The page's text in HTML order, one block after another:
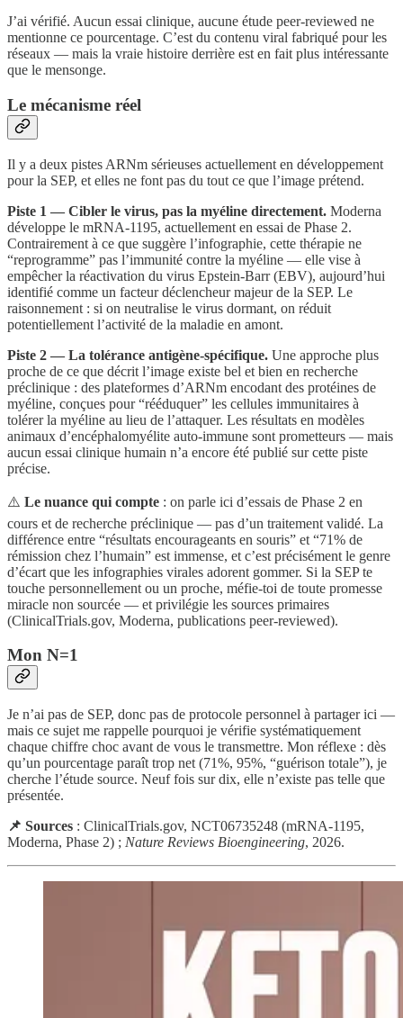
J’ai vérifié. Aucun essai clinique, aucune étude peer-reviewed ne
mentionne ce pourcentage. C’est du contenu viral fabriqué pour les
réseaux — mais la vraie histoire derrière est en fait plus intéressante
que le mensonge.
Le mécanisme réel
Il y a deux pistes ARNm sérieuses actuellement en développement
pour la SEP, et elles ne font pas du tout ce que l’image prétend.
Piste 1 — Cibler le virus, pas la myéline directement. Moderna
développe le mRNA-1195, actuellement en essai de Phase 2.
Contrairement à ce que suggère l’infographie, cette thérapie ne
“reprogramme” pas l’immunité contre la myéline — elle vise à
empêcher la réactivation du virus Epstein-Barr (EBV), aujourd’hui
identifié comme un facteur déclencheur majeur de la SEP. Le
raisonnement : si on neutralise le virus dormant, on réduit
potentiellement l’activité de la maladie en amont.
Piste 2 — La tolérance antigène-spécifique. Une approche plus
proche de ce que décrit l’image existe bel et bien en recherche
préclinique : des plateformes d’ARNm encodant des protéines de
myéline, conçues pour “rééduquer” les cellules immunitaires à
tolérer la myéline au lieu de l’attaquer. Les résultats en modèles
animaux d’encéphalomyélite auto-immune sont prometteurs — mais
aucun essai clinique humain n’a encore été publié sur cette piste
précise.
⚠️ Le nuance qui compte : on parle ici d’essais de Phase 2 en
cours et de recherche préclinique — pas d’un traitement validé. La
différence entre “résultats encourageants en souris” et “71% de
rémission chez l’humain” est immense, et c’est précisément le genre
d’écart que les infographies virales adorent gommer. Si la SEP te
touche personnellement ou un proche, méfie-toi de toute promesse
miracle non sourcée — et privilégie les sources primaires
(ClinicalTrials.gov, Moderna, publications peer-reviewed).
Mon N=1
Je n’ai pas de SEP, donc pas de protocole personnel à partager ici —
mais ce sujet me rappelle pourquoi je vérifie systématiquement
chaque chiffre choc avant de vous le transmettre. Mon réflexe : dès
qu’un pourcentage paraît trop net (71%, 95%, “guérison totale”), je
cherche l’étude source. Neuf fois sur dix, elle n’existe pas telle que
présentée.
📌 Sources : ClinicalTrials.gov, NCT06735248 (mRNA-1195,
Moderna, Phase 2) ; Nature Reviews Bioengineering, 2026.